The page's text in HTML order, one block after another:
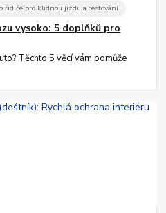
řidiče pro klidnou jízdu a cestování
vysoko: 5 doplňků pro
Těchto 5 věcí vám pomůže